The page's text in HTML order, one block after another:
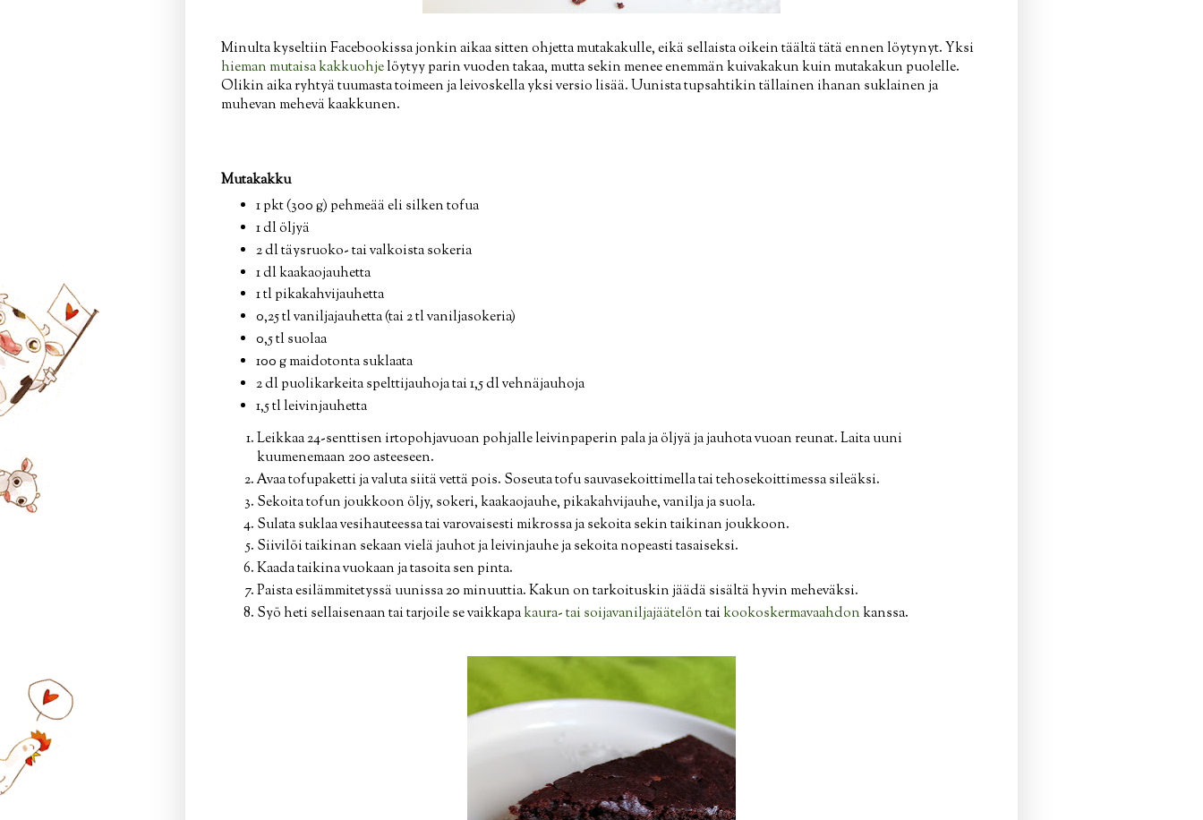
Minulta kyseltiin Facebookissa jonkin aikaa sitten ohjetta mutakakulle, eikä sellaista oikein täältä tätä ennen löytynyt. Yksi
hieman mutaisa kakkuohjelöytyy parin vuoden takaa, mutta sekin menee enemmän kuivakakun kuin mutakakun puolelle.
Olikin aika ryhtyä tuumasta toimeen ja leivoskella yksi versio lisää. Uunista tupsahtikin tällainen ihanan suklainen ja
muhevan mehevä kaakkunen.
Mutakakku
1 pkt (300 g) pehmeää eli silken tofua
1 dl öljyä
2 dl täysruoko- tai valkoista sokeria
1 dl kaakaojauhetta
1 tl pikakahvijauhetta
0,25 tl vaniljajauhetta (tai 2 tl vaniljasokeria)
0,5 tl suolaa
100 g maidotonta suklaata
2 dl puolikarkeita spelttijauhoja tai 1,5 dl vehnäjauhoja
1,5 tl leivinjauhetta
Leikkaa 24-senttisen irtopohjavuoan pohjalle leivinpaperin pala ja öljyä ja jauhota vuoan reunat. Laita uuni
kuumenemaan 200 asteeseen.
Avaa tofupaketti ja valuta siitä vettä pois. Soseuta tofu sauvasekoittimella tai tehosekoittimessa sileäksi.
Sekoita tofun joukkoon öljy, sokeri, kaakaojauhe, pikakahvijauhe, vanilja ja suola.
Sulata suklaa vesihauteessa tai varovaisesti mikrossa ja sekoita sekin taikinan joukkoon.
Siivilöi taikinan sekaan vielä jauhot ja leivinjauhe ja sekoita nopeasti tasaiseksi.
Kaada taikina vuokaan ja tasoita sen pinta.
Paista esilämmitetyssä uunissa 20 minuuttia. Kakun on tarkoituskin jäädä sisältä hyvin meheväksi.
Syö heti sellaisenaan tai tarjoile se vaikkapakaura- tai soijavaniljajäätelöntaikookoskermavaahdonkanssa.